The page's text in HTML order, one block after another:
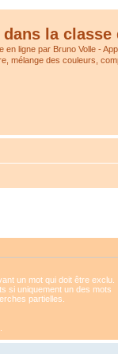
dans la
en ligne par Bruno Volle -
mélange des couleurs,
un mot qui doit être exclu.
si uniquement un des mots
partielles.